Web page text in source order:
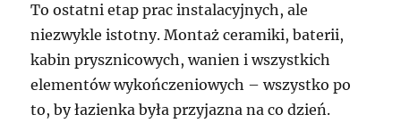
To ostatni etap prac instalacyjnych, ale
niezwykle istotny. Montaż ceramiki, baterii,
kabin prysznicowych, wanien i wszystkich
elementów wykończeniowych – wszystko po
to, by łazienka była przyjazna na co dzień.